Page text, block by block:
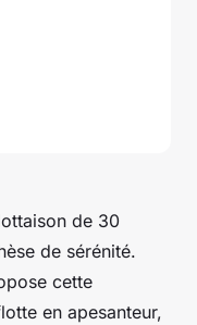
de 30
de sérénité.
cette
en apesanteur,